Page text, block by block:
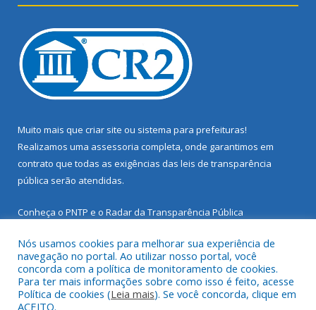
Muito mais que criar site ou sistema para prefeituras!
Realizamos uma assessoria completa, onde garantimos em
contrato que todas as exigências das leis de transparência
pública serão atendidas.
Conheça o PNTP e o Radar da Transparência Pública
Todos os direitos reservados a Prefeitura Municipal de Santarém
Novo.
Nós usamos cookies para melhorar sua experiência de
navegação no portal. Ao utilizar nosso portal, você
concorda com a política de monitoramento de cookies.
Para ter mais informações sobre como isso é feito, acesse
Política de cookies (Leia mais). Se você concorda, clique em
ACEITO.